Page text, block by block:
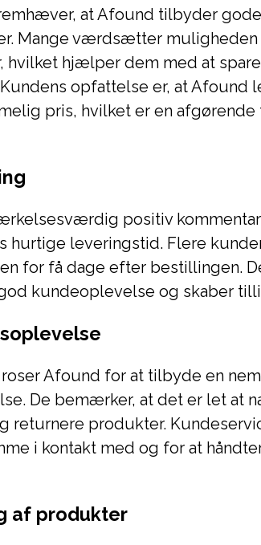
at Afound tilbyder
Mange værdsætter muligheden
hvilket hjælper dem med at
opfattelse er, at Afound
pris, hvilket er en
positiv
hurtige leveringstid. Flere
for få dage efter bestillingen.
kundeoplevelse og skaber
Afound for at tilbyde en
De bemærker, at det er let at
returnere produkter.
i kontakt med og for at
af produkter